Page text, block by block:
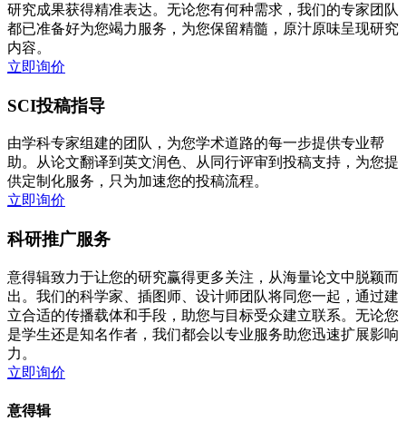
研究成果获得精准表达。无论您有何种需求，我们的专家团队
都已准备好为您竭力服务，为您保留精髓，原汁原味呈现研究
内容。
立即询价
SCI投稿指导
由学科专家组建的团队，为您学术道路的每一步提供专业帮
助。从论文翻译到英文润色、从同行评审到投稿支持，为您提
供定制化服务，只为加速您的投稿流程。
立即询价
科研推广服务
意得辑致力于让您的研究赢得更多关注，从海量论文中脱颖而
出。我们的科学家、插图师、设计师团队将同您一起，通过建
立合适的传播载体和手段，助您与目标受众建立联系。无论您
是学生还是知名作者，我们都会以专业服务助您迅速扩展影响
力。
立即询价
意得辑